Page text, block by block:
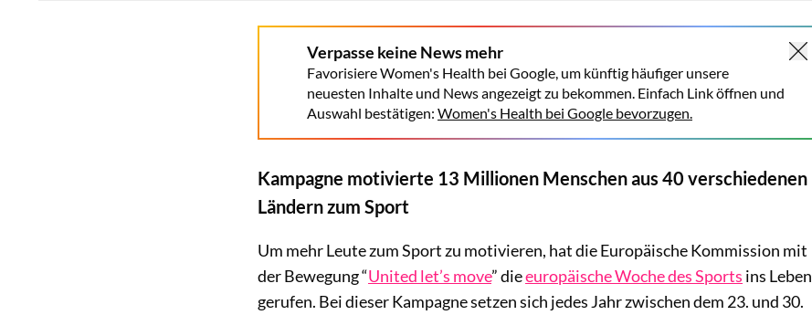
Verpasse keine News mehr
Favorisiere Women's Health bei Google, um künftig häufiger unsere
neuesten Inhalte und News angezeigt zu bekommen. Einfach Link öffnen und
Auswahl bestätigen: Women's Health bei Google bevorzugen.
Kampagne motivierte 13 Millionen Menschen aus 40 verschiedenen
Ländern zum Sport
Um mehr Leute zum Sport zu motivieren, hat die Europäische Kommission mit
der Bewegung “United let’s move” dieeuropäische Woche des Sports ins Leben
gerufen. Bei dieser Kampagne setzen sich jedes Jahr zwischen dem 23. und 30.